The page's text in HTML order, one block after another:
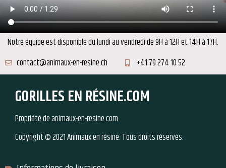
Notre équipe est disponible du lundi au vendredi de 9H à 12H et 14H à 17H.
contact@animaux-en-resine.ch
+41 79 274 10 52
GORILLES EN RÉSINE.COM
Propriété de animaux-en-resine.com
Copyright © 2021 Animaux en résine. Tous droits réservés.